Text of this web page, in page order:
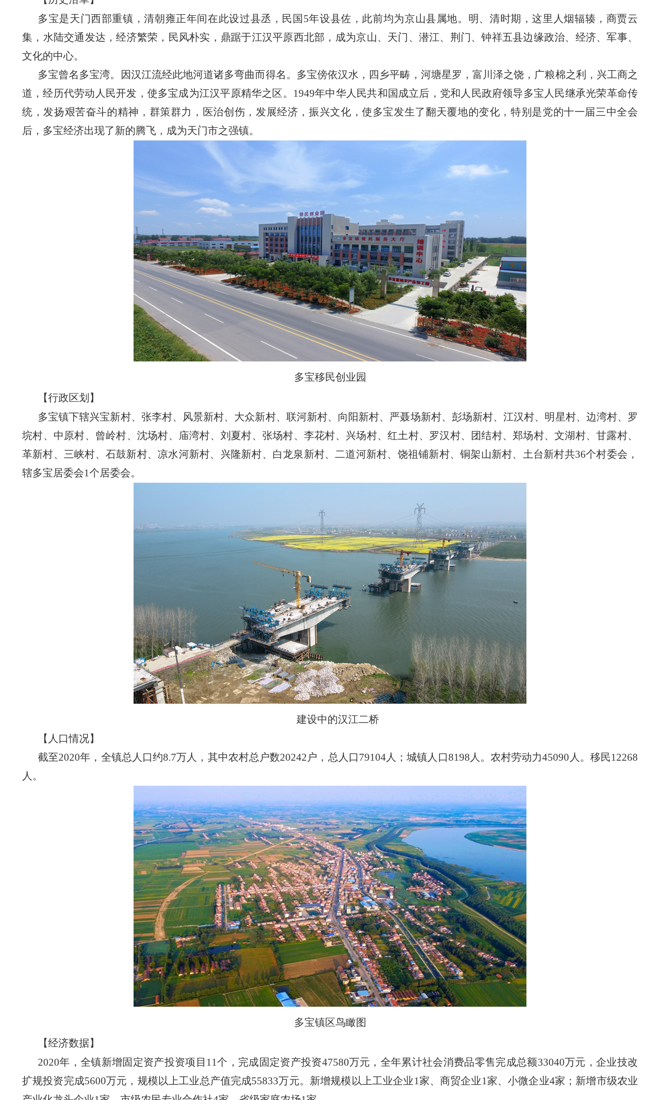
多宝是天门西部重镇，清朝雍正年间在此设过县丞，民国 5年设县佐，此前均为京山县属地。明、清时期，这里人烟辐辏，商贾云
集，水陆交通发达，经济繁荣，民风朴实，鼎踞于江汉平原西北部，成为京山、天门、潜江、荆门、钟祥五县边缘政治、经济、军事、
文化的中心。
多宝曾名多宝湾。因汉江流经此地河道诸多弯曲而得名。多宝傍依汉水，四乡平畴，河塘星罗，富川泽之饶，广粮棉之利，兴工商之
道，经历代劳动人民开发，使多宝成为江汉平原精华之区。 1949年中华人民共和国成立后，党和人民政府领导多宝人民继承光荣革命传
统，发扬艰苦奋斗的精神，群策群力，医治创伤，发展经济，振兴文化，使多宝发生了翻天覆地的变化，特别 是党的十一届三中全会
后，多宝经济出现了新的腾飞，成为天门市之强镇。
多宝移民创业园
【行政区划】
多宝镇下辖兴宝新村、张李村、风景新村、大众新村、联河新村、向阳新村、严聂场新村、彭场新村、江汉村、明星村、边湾村、罗
垸村、中原村、曾岭村、沈场村、庙湾村、刘夏村、张场村、李花村、兴场村、红土村、罗汉村、团结村、郑场村、文湖村、甘露村、
革新村、三峡村、石鼓新村、凉水河新村、兴隆新村、白龙泉新村、二道河新村、饶祖铺新村、铜架山新村、土台新村共36个村委会，
辖多宝居委会1个居委会。
建设中的汉江二桥
【人口情况】
截至2020年，全镇总人口约8.7万人，其中农村总户数20242户，总人口79104人；城镇人口8198人。农村劳动力45090人。移民12268
人。
多宝镇区鸟瞰图
【经济数据】
2020年，全镇新增固定资产投资项目11个，完成固定资产投资47580万元，全年累计社会消费品零售完成总额33040万元，企业技改
扩规投资完成5600万元，规模以上工业总产值完成55833万元。新增规模以上工业企业1家、商贸企业1家、小微企业4家；新增市级农业